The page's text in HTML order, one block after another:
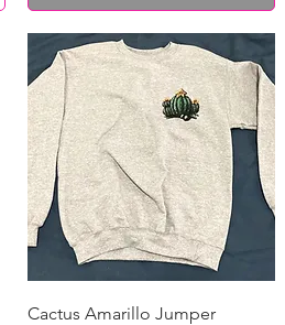
Vista rápida
Cactus Amarillo Jumper